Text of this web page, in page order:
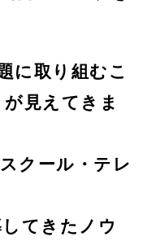
に取り組むこ
見えてきま
クール・テレ
てきたノウ